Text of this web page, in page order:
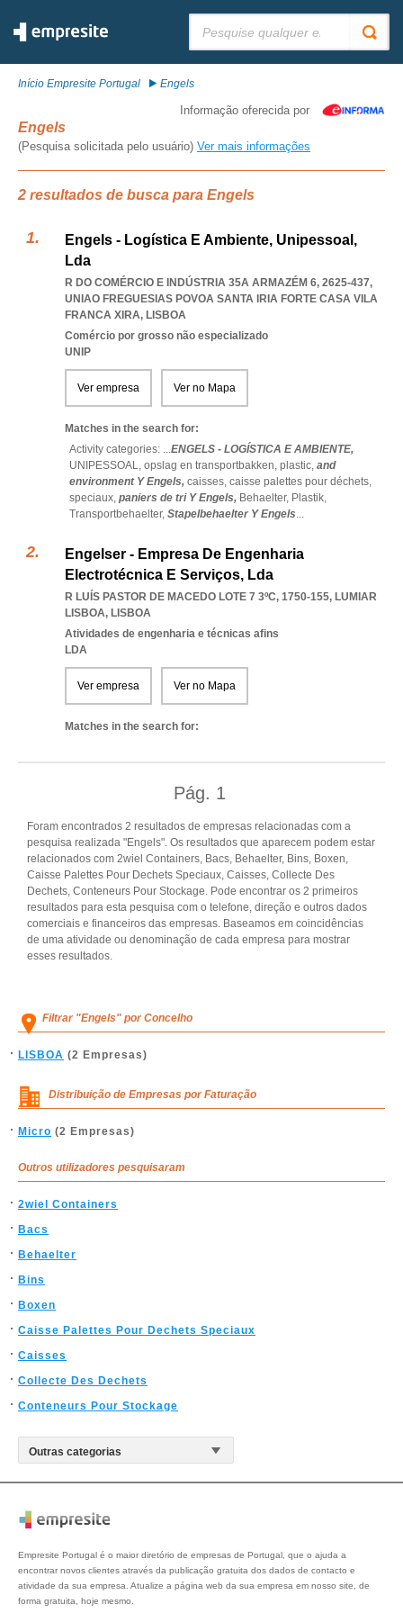
Início Empresite Portugal Engels
Informação oferecida por
Engels
(Pesquisa solicitada pelo usuário) Ver mais informações
2 resultados de busca para Engels
Engels - Logística E Ambiente, Unipessoal,
Lda
R DO COMÉRCIO E INDÚSTRIA 35A ARMAZÉM 6, 2625-437,
UNIAO FREGUESIAS POVOA SANTA IRIA FORTE CASA VILA
FRANCA XIRA, LISBOA
Comércio por grosso não especializado
UNIP
Ver empresa Ver no Mapa
Matches in the search for:
Activity categories: ...ENGELS - LOGÍSTICA E AMBIENTE,
UNIPESSOAL, opslag en transportbakken, plastic, and
environment Y Engels, caisses, caisse palettes pour déchets,
speciaux, paniers de tri Y Engels, Behaelter, Plastik,
Transportbehaelter, Stapelbehaelter Y Engels...
Engelser - Empresa De Engenharia
Electrotécnica E Serviços, Lda
R LUÍS PASTOR DE MACEDO LOTE 7 3ºC, 1750-155, LUMIAR
LISBOA, LISBOA
Atividades de engenharia e técnicas afins
LDA
Ver empresa Ver no Mapa
Matches in the search for:
Pág. 1
Foram encontrados 2 resultados de empresas relacionadas com a
pesquisa realizada "Engels". Os resultados que aparecem podem estar
relacionados com 2wiel Containers, Bacs, Behaelter, Bins, Boxen,
Caisse Palettes Pour Dechets Speciaux, Caisses, Collecte Des
Dechets, Conteneurs Pour Stockage. Pode encontrar os 2 primeiros
resultados para esta pesquisa com o telefone, direção e outros dados
comerciais e financeiros das empresas. Baseamos em coincidências
de uma atividade ou denominação de cada empresa para mostrar
esses resultados.
Filtrar "Engels" por Concelho
LISBOA (2 Empresas)
Distribuição de Empresas por Faturação
Micro (2 Empresas)
Outros utilizadores pesquisaram
2wiel Containers
Bacs
Behaelter
Bins
Boxen
Caisse Palettes Pour Dechets Speciaux
Caisses
Collecte Des Dechets
Conteneurs Pour Stockage
Empresite Portugal é o maior diretório de empresas de Portugal, que o ajuda a
encontrar novos clientes através da publicação gratuita dos dados de contacto e
atividade da sua empresa. Atualize a página web da sua empresa em nosso site, de
forma gratuita, hoje mesmo.